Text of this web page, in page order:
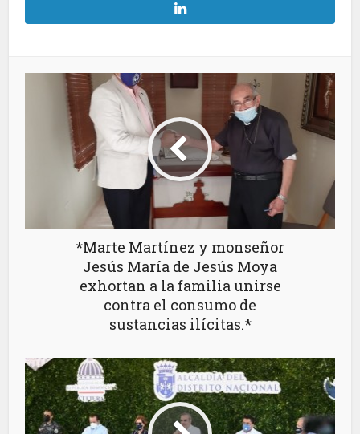
*Marte Martínez y monseñor
Jesús María de Jesús Moya
exhortan a la familia unirse
contra el consumo de
sustancias ilícitas.*